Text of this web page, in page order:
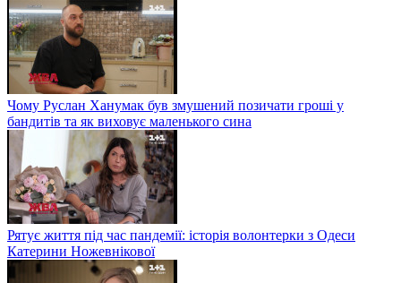
Чому Руслан Ханумак був змушений позичати гроші у
бандитів та як виховує маленького сина
Рятує життя під час пандемії: історія волонтерки з Одеси
Катерини Ножевнікової